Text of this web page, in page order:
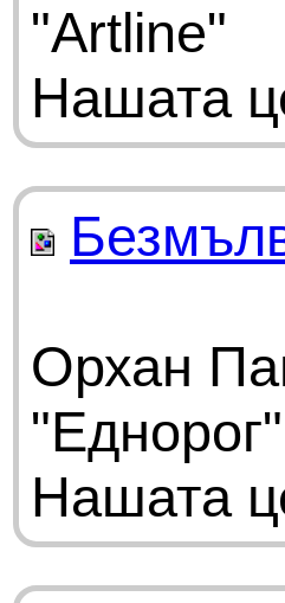
"Artline"
Нашата
Орхан
"Еднорог"
Нашата